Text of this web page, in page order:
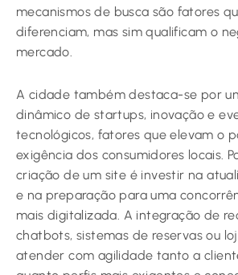
mecanismos de busca são fatores
diferenciam, mas sim qualificam o
mercado.
A cidade também destaca-se por
dinâmico de startups, inovação e
tecnológicos, fatores que elevam o
exigência dos consumidores locais.
criação de um site é investir na
e na preparação para uma
mais digitalizada. A integração de
chatbots, sistemas de reservas ou
atender com agilidade tanto a